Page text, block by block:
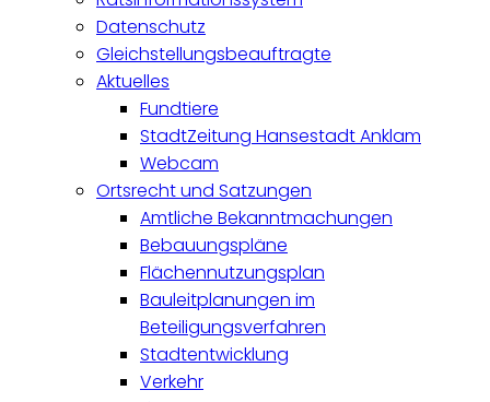
Datenschutz
Gleichstellungsbeauftragte
Aktuelles
Fundtiere
StadtZeitung Hansestadt Anklam
Webcam
Ortsrecht und Satzungen
Amtliche Bekanntmachungen
Bebauungspläne
Flächennutzungsplan
Bauleitplanungen im
Beteiligungsverfahren
Stadtentwicklung
Verkehr